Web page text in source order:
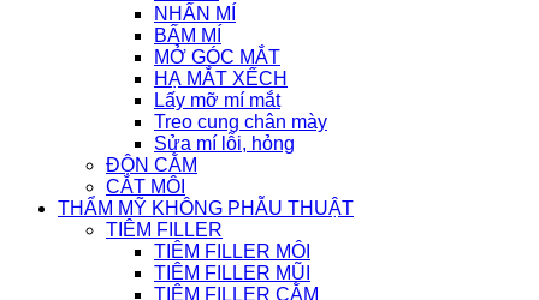
NHẤN MÍ
BẤM MÍ
MỞ GÓC MẮT
HẠ MẮT XẾCH
Lấy mỡ mí mắt
Treo cung chân mày
Sửa mí lỗi, hỏng
ĐỘN CẰM
CẮT MÔI
THẨM MỸ KHÔNG PHẪU THUẬT
TIÊM FILLER
TIÊM FILLER MÔI
TIÊM FILLER MŨI
TIÊM FILLER CẰM